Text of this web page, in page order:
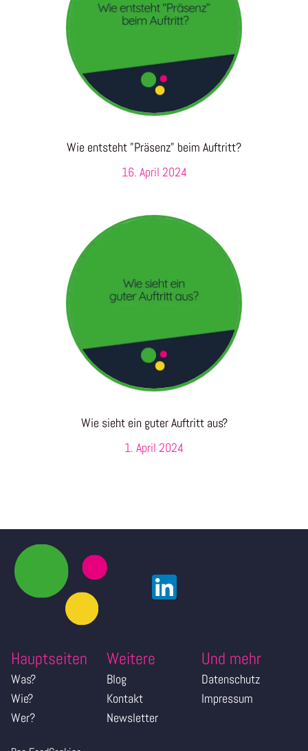
Wie entsteht "Präsenz" beim Auftritt?
16. April 2024
Wie sieht ein guter Auftritt aus?
1. April 2024
Hauptseiten
Was?
Wie?
Wer?
Weitere
Blog
Kontakt
Newsletter
Und mehr
Datenschutz
Impressum